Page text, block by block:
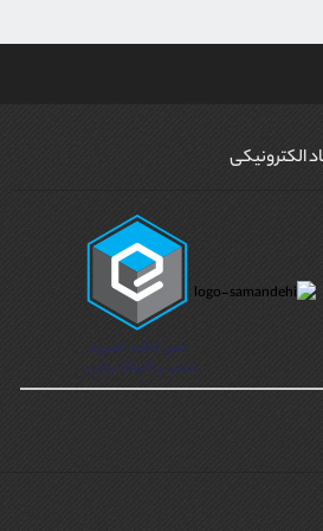
الکترونیکی